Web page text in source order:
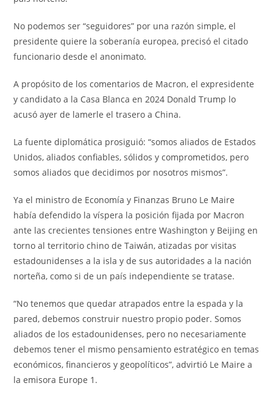
No podemos ser “seguidores” por una razón simple, el
presidente quiere la soberanía europea, precisó el citado
funcionario desde el anonimato.
A propósito de los comentarios de Macron, el expresidente
y candidato a la Casa Blanca en 2024 Donald Trump lo
acusó ayer de lamerle el trasero a China.
La fuente diplomática prosiguió: “somos aliados de Estados
Unidos, aliados confiables, sólidos y comprometidos, pero
somos aliados que decidimos por nosotros mismos”.
Ya el ministro de Economía y Finanzas Bruno Le Maire
había defendido la víspera la posición fijada por Macron
ante las crecientes tensiones entre Washington y Beijing en
torno al territorio chino de Taiwán, atizadas por visitas
estadounidenses a la isla y de sus autoridades a la nación
norteña, como si de un país independiente se tratase.
“No tenemos que quedar atrapados entre la espada y la
pared, debemos construir nuestro propio poder. Somos
aliados de los estadounidenses, pero no necesariamente
debemos tener el mismo pensamiento estratégico en temas
económicos, financieros y geopolíticos”, advirtió Le Maire a
la emisora Europe 1.